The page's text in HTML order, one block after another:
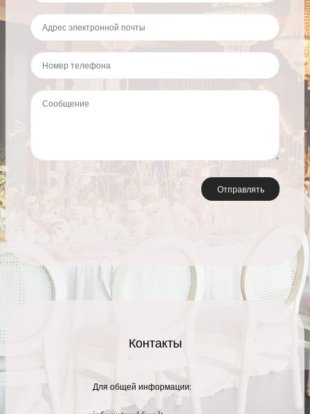
Отправлять
Контакты
Для общей информации: